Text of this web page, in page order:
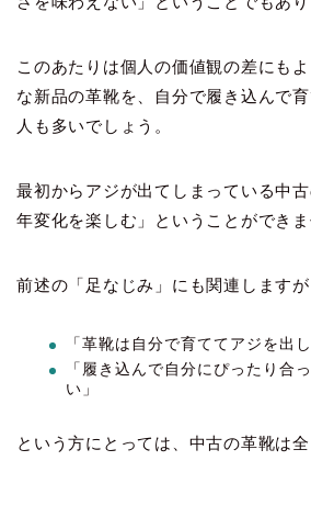
このあたりは個人の価値観の差にも
な新品の革靴を、自分で履き込んで
人も多いでしょう。
最初からアジが出てしまっている中
年変化を楽しむ」ということができま
前述の「足なじみ」にも関連しますが
「革靴は自分で育ててアジを出し
「履き込んで自分にぴったり合
い」
という方にとっては、中古の革靴は全